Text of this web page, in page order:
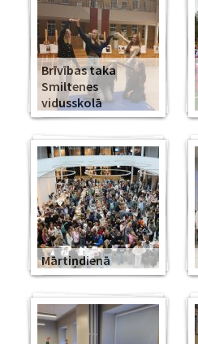
Brīvības taka
Smiltenes
vidusskolā
Mārtiņdienā